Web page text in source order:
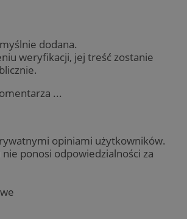
dodana.
weryfikacji, jej treść zostanie
...
opiniami użytkowników.
ponosi odpowiedzialności za